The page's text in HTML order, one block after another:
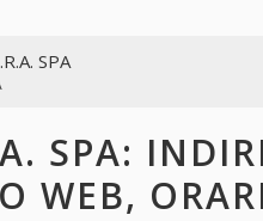
SPA
SPA:
WEB,